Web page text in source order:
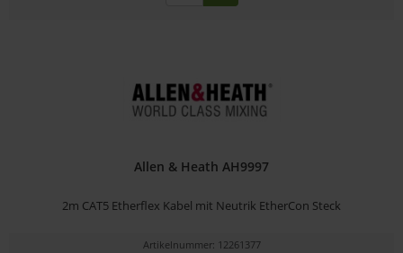
Allen & Heath AH9997
2m CAT5 Etherflex Kabel mit Neutrik EtherCon Steck
Artikelnummer: 12261377